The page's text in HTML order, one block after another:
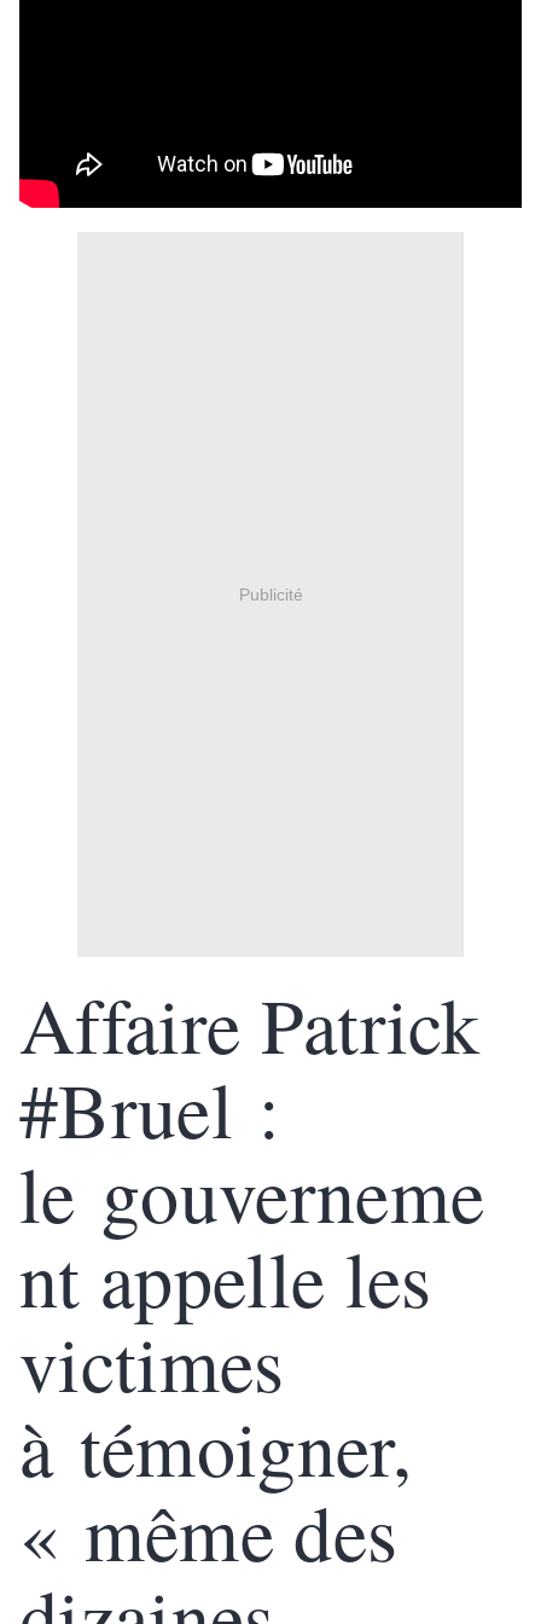
Publicité
Affaire Patrick
#Bruel :
le gouverneme
nt appelle les
victimes
à témoigner,
« même des